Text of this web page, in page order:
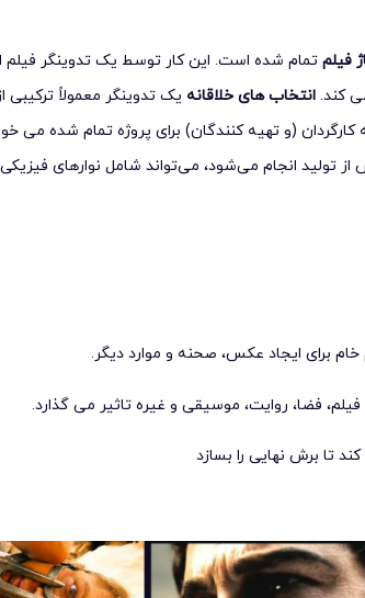
فیلم تمام شده است. این کار توسط یک تدوینگر
کند. انتخاب های خلاقانه یک تدوینگر معمولاً ترکیبی
کارگردان (و تهیه کنندگان) برای پروژه تمام شده می
تولید انجام می‌شود، می‌تواند شامل نوارهای فیزیکی
خام برای ایجاد عکس، صحنه و موارد دیگر.
فضا، روایت، موسیقی و غیره تاثیر می گذارد.
تا برش نهایی را بسازد